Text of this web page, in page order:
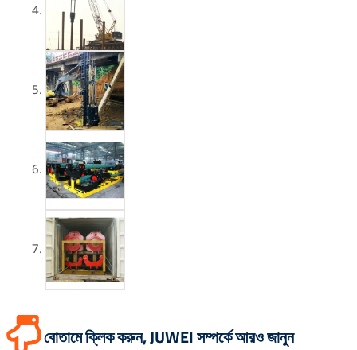
বোতামে ক্লিক করুন, JUWEI সম্পর্কে আরও জানুন